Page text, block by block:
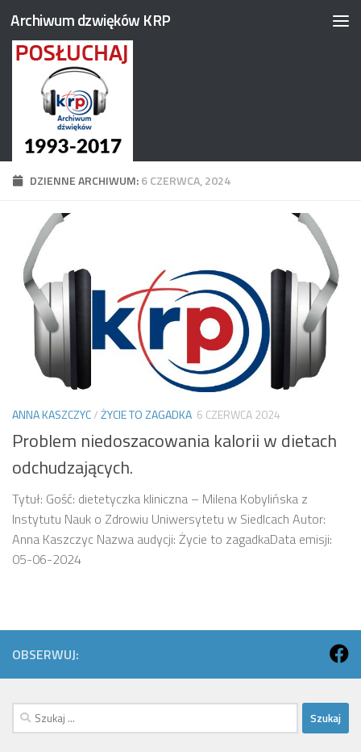
Przejdź do treści
Archiwum dzwięków KRP
DZIENNE ARCHIWUM:6 CZERWCA, 2024
ANNA KASZCZYC/ŻYCIE TO ZAGADKA 6 CZERWCA 2024
Problem niedoszacowania kalorii w dietach
odchudzających.
Tytuł: Gość: dietetyczka kliniczna – Milena Kobylińska z
Instytutu Nauk o Zdrowiu Uniwersytetu w Siedlcach Autor:
Anna Kaszczyc Nazwa audycji: Życie to zagadkaData emisji:
05-06-2024
OBSERWUJ:
Szukaj: